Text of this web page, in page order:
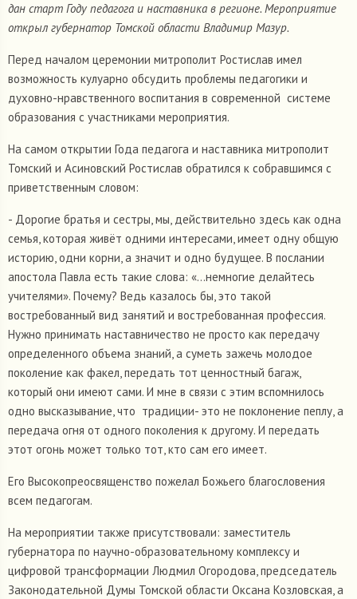
дан старт Году педагога и наставника в регионе. Мероприятие
открыл губернатор Томской области Владимир Мазур.
Перед началом церемонии митрополит Ростислав имел
возможность кулуарно обсудить проблемы педагогики и
духовно-нравственного воспитания в современной системе
образования с участниками мероприятия.
На самом открытии Года педагога и наставника митрополит
Томский и Асиновский Ростислав обратился к собравшимся с
приветственным словом:
- Дорогие братья и сестры, мы, действительно здесь как одна
семья, которая живёт одними интересами, имеет одну общую
историю, одни корни, а значит и одно будущее. В послании
апостола Павла есть такие слова: «…немногие делайтесь
учителями». Почему? Ведь казалось бы, это такой
востребованный вид занятий и востребованная профессия.
Нужно принимать наставничество не просто как передачу
определенного объема знаний, а суметь зажечь молодое
поколение как факел, передать тот ценностный багаж,
который они имеют сами. И мне в связи с этим вспомнилось
одно высказывание, что традиции- это не поклонение пеплу, а
передача огня от одного поколения к другому. И передать
этот огонь может только тот, кто сам его имеет.
Его Высокопреосвященство пожелал Божьего благословения
всем педагогам.
На мероприятии также присутствовали: заместитель
губернатора по научно-образовательному комплексу и
цифровой трансформации Людмил Огородова, председатель
Законодательной Думы Томской области Оксана Козловская, а